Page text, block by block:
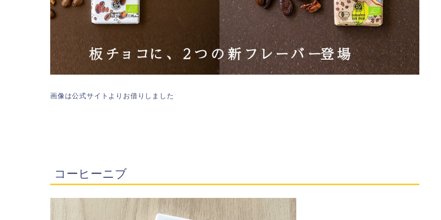
画像は公式サイトよりお借りしました
コーヒーニブ